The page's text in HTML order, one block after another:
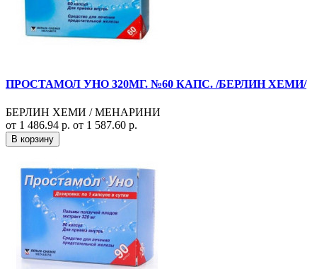
ПРОСТАМОЛ УНО 320МГ. №60 КАПС. /БЕРЛИН ХЕМИ/
БЕРЛИН ХЕМИ / МЕНАРИНИ
от 1 486.94 р. от 1 587.60 р.
В корзину